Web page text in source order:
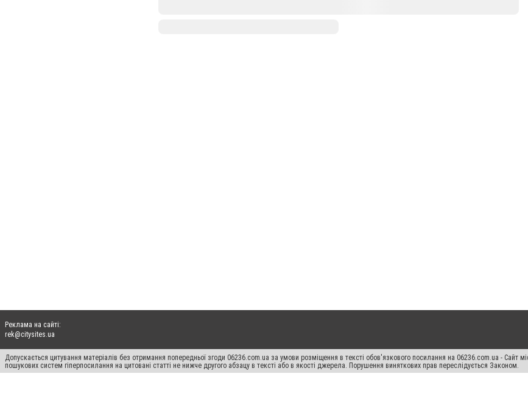
Реклама на сайті:
rek@citysites.ua
Допускається цитування матеріалів без отримання попередньої згоди 06236.com.ua за умови розміщення в тексті обов'язкового посилання на 06236.com.ua - Сайт
пошукових систем гіперпосилання на цитовані статті не нижче другого абзацу в тексті або в якості джерела. Порушення виняткових прав переслідується Законом.